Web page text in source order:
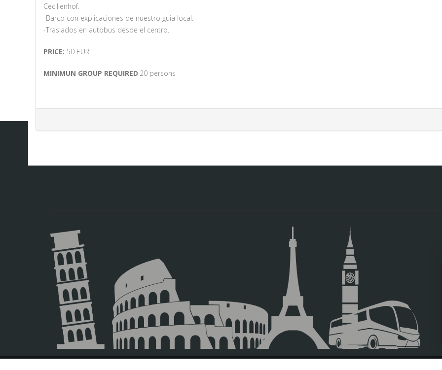
Cecilienhof.
-Barco con explicaciones de nuestro guia local.
-Traslados en autobus desde el centro.
PRICE: 50 EUR
MINIMUN GROUP REQUIRED:20 persons